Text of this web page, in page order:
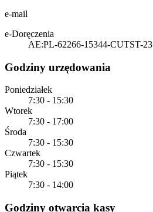
e-mail
e-Doręczenia
AE:PL-62266-15344-CUTST-23
Godziny urzędowania
Poniedziałek
7:30 - 15:30
Wtorek
7:30 - 17:00
Środa
7:30 - 15:30
Czwartek
7:30 - 15:30
Piątek
7:30 - 14:00
Godziny otwarcia kasy